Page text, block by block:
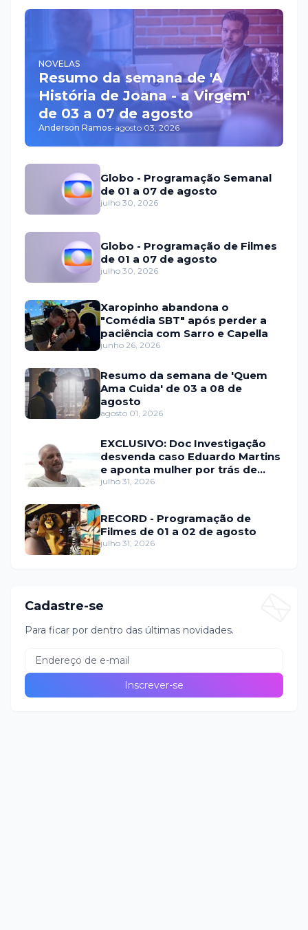
NOVELAS
Resumo da semana de 'A
História de Joana - a Virgem'
de 03 a 07 de agosto
Anderson Ramos-agosto 03, 2026
Globo - Programação Semanal
de 01 a 07 de agosto
julho 30, 2026
Globo - Programação de Filmes
de 01 a 07 de agosto
julho 30, 2026
Xaropinho abandona o
"Comédia SBT" após perder a
paciência com Sarro e Capella
junho 26, 2026
Resumo da semana de 'Quem
Ama Cuida' de 03 a 08 de
agosto
agosto 01, 2026
EXCLUSIVO: Doc Investigação
desvenda caso Eduardo Martins
e aponta mulher por trás de
fraude internacional
julho 31, 2026
RECORD - Programação de
Filmes de 01 a 02 de agosto
julho 31, 2026
Cadastre-se
Para ficar por dentro das últimas novidades.